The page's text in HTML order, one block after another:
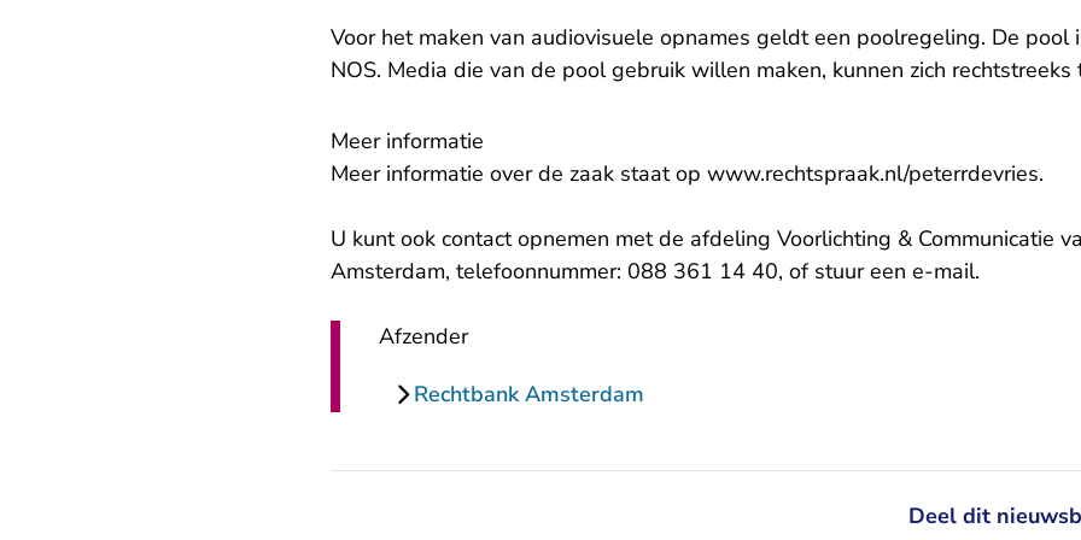
Voor het maken van audiovisuele opnames geldt een poolregeling. De pool
NOS. Media die van de pool gebruik willen maken, kunnen zich
Meer informatie
Meer informatie over de zaak staat op www.rechtspraak.nl/peterrdevries.
U kunt ook contact opnemen met de afdeling Voorlichting & Communicatie
Amsterdam, telefoonnummer: 088 361 14 40, of stuur een e-mail- U verlaat
.
Afzender
Rechtbank Amsterdam
Deel dit